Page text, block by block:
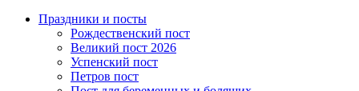
Праздники и посты
Рождественский пост
Великий пост 2026
Успенский пост
Петров пост